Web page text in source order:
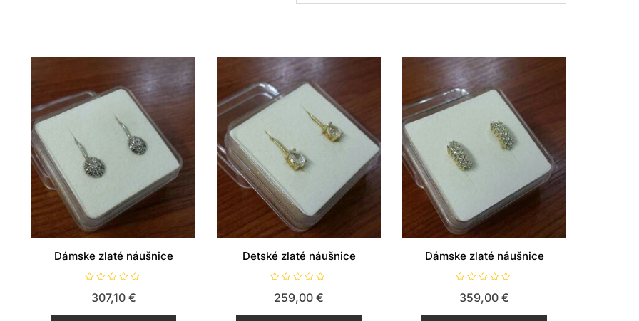
Dámske zlaté náušnice
n
307,10 €
Detské zlaté náušnice
o
n
259,00 €
Dámske zlaté náušnice
o
n
359,00 €